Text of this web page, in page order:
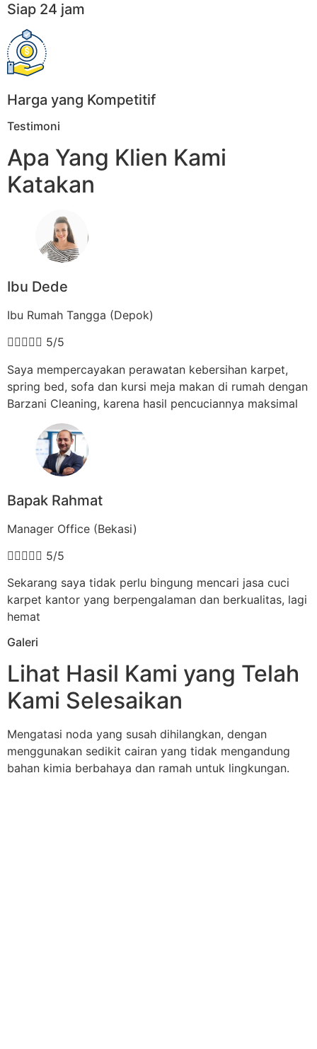
Siap 24 jam
Harga yang Kompetitif
Testimoni
Apa Yang Klien Kami
Katakan
Ibu Dede
Ibu Rumah Tangga (Depok)
 5/5
Saya mempercayakan perawatan kebersihan karpet,
spring bed, sofa dan kursi meja makan di rumah dengan
Barzani Cleaning, karena hasil pencuciannya maksimal
Bapak Rahmat
Manager Office (Bekasi)
 5/5
Sekarang saya tidak perlu bingung mencari jasa cuci
karpet kantor yang berpengalaman dan berkualitas, lagi
hemat
Galeri
Lihat Hasil Kami yang Telah
Kami Selesaikan
Mengatasi noda yang susah dihilangkan, dengan
menggunakan sedikit cairan yang tidak mengandung
bahan kimia berbahaya dan ramah untuk lingkungan.